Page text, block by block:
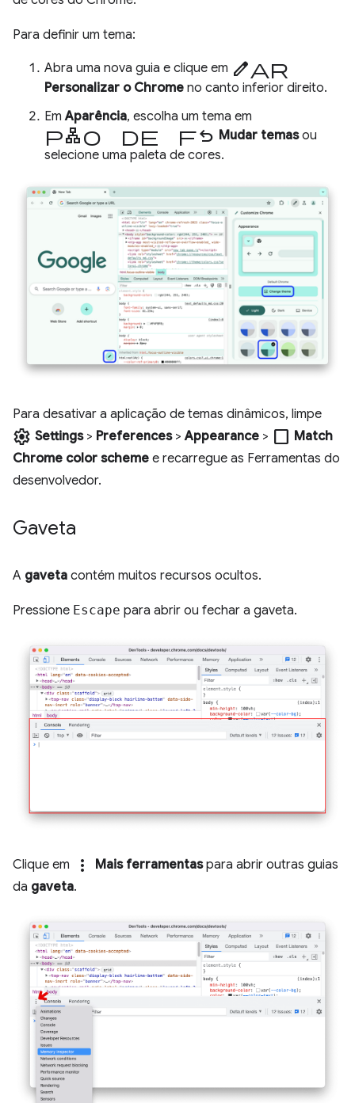
Para definir um tema:
Abra uma nova guia e clique em editar
Personalizar o Chrome no canto inferior direito.
EmAparência, escolha um tema em
plano de fundo Mudar temasou
selecione uma paleta de cores.
Para desativar a aplicação de temas dinâmicos, limpe
settings Settings> Preferences>Appearance > check_box_outline_blank Match
Chrome color scheme e recarregue as Ferramentas do
desenvolvedor.
Gaveta
A gaveta contém muitos recursos ocultos.
Pressione Escape para abrir ou fechar a gaveta.
Clique em more_vert Mais ferramentaspara abrir outras guias
da gaveta.